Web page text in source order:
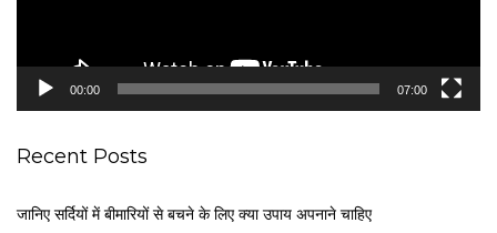
00:00 07:00
Recent Posts
जानिए सर्दियों में बीमारियों से बचने के लिए क्या उपाय अपनाने चाहिए